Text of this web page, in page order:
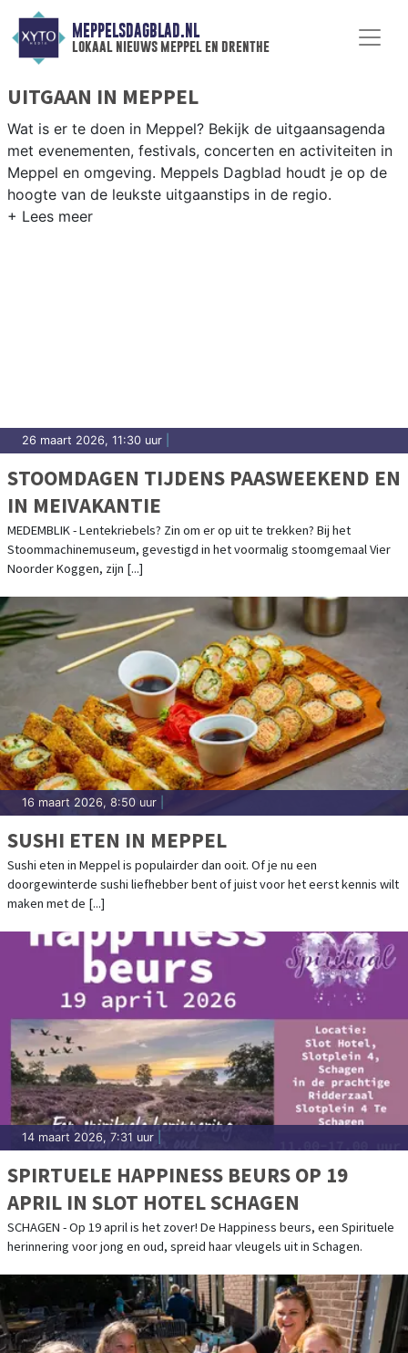
MEPPELSDAGBLAD.NL
lokaal nieuws meppel en drenthe
UITGAAN IN MEPPEL
Wat is er te doen in Meppel? Bekijk de uitgaansagenda
met evenementen, festivals, concerten en activiteiten in
Meppel en omgeving. Meppels Dagblad houdt je op de
hoogte van de leukste uitgaanstips in de regio.
26 maart 2026, 11:30 uur
STOOMDAGEN TIJDENS PAASWEEKEND EN
IN MEIVAKANTIE
MEDEMBLIK - Lentekriebels? Zin om er op uit te trekken? Bij het
Stoommachinemuseum, gevestigd in het voormalig stoomgemaal Vier
Noorder Koggen, zijn [...]
16 maart 2026, 8:50 uur
SUSHI ETEN IN MEPPEL
Sushi eten in Meppel is populairder dan ooit. Of je nu een
doorgewinterde sushi liefhebber bent of juist voor het eerst kennis wilt
maken met de [...]
14 maart 2026, 7:31 uur
SPIRTUELE HAPPINESS BEURS OP 19
APRIL IN SLOT HOTEL SCHAGEN
SCHAGEN - Op 19 april is het zover! De Happiness beurs, een Spirituele
herinnering voor jong en oud, spreid haar vleugels uit in Schagen.